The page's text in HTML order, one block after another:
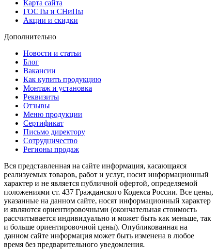
Карта сайта
ГОСТы и СНиПы
Акции и скидки
Дополнительно
Новости и статьи
Блог
Вакансии
Как купить продукцию
Монтаж и установка
Реквизиты
Отзывы
Меню продукции
Сертификат
Письмо директору
Сотрудничество
Регионы продаж
Вся представленная на сайте информация, касающаяся
реализуемых товаров, работ и услуг, носит информационный
характер и не является публичной офертой, определяемой
положениями ст. 437 Гражданского Кодекса России. Все цены,
указанные на данном сайте, носят информационный характер
и являются ориентировочными (окончательная стоимость
рассчитывается индивидуально и может быть как меньше, так
и больше ориентировочной цены). Опубликованная на
данном сайте информация может быть изменена в любое
время без предварительного уведомления.